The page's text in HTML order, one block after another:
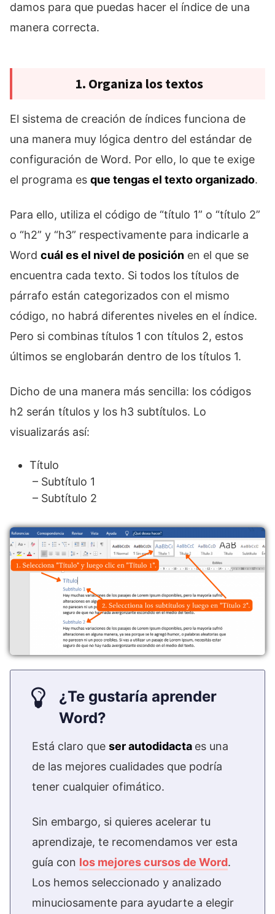
damos para que puedas hacer el índice de una
manera correcta.
1. Organiza los textos
El sistema de creación de índices funciona de
una manera muy lógica dentro del estándar de
configuración de Word. Por ello, lo que te exige
el programa es que tengas el texto organizado.
Para ello, utiliza el código de “título 1” o “título 2”
o “h2” y “h3” respectivamente para indicarle a
Word cuál es el nivel de posición en el que se
encuentra cada texto. Si todos los títulos de
párrafo están categorizados con el mismo
código, no habrá diferentes niveles en el índice.
Pero si combinas títulos 1 con títulos 2, estos
últimos se englobarán dentro de los títulos 1.
Dicho de una manera más sencilla: los códigos
h2 serán títulos y los h3 subtítulos. Lo
visualizarás así:
Título
– Subtítulo 1
– Subtítulo 2
¿Te gustaría aprender
Word?
Está claro que ser autodidacta es una
de las mejores cualidades que podría
tener cualquier ofimático.
Sin embargo, si quieres acelerar tu
aprendizaje, te recomendamos ver esta
guía con los mejores cursos de Word.
Los hemos seleccionado y analizado
minuciosamente para ayudarte a elegir